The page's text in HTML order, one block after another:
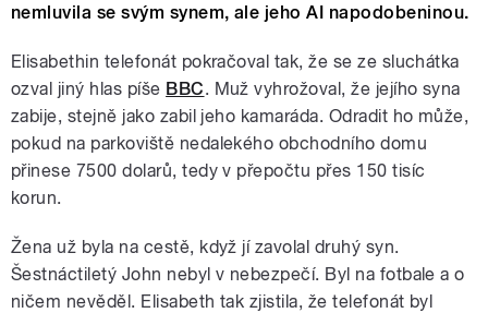
nemluvila se svým synem, ale jeho AI napodobeninou.
Elisabethin telefonát pokračoval tak, že se ze sluchátka
ozval jiný hlas píše BBC. Muž vyhrožoval, že jejího syna
zabije, stejně jako zabil jeho kamaráda. Odradit ho může,
pokud na parkoviště nedalekého obchodního domu
přinese 7500 dolarů, tedy v přepočtu přes 150 tisíc
korun.
Žena už byla na cestě, když jí zavolal druhý syn.
Šestnáctiletý John nebyl v nebezpečí. Byl na fotbale a o
ničem nevěděl. Elisabeth tak zjistila, že telefonát byl